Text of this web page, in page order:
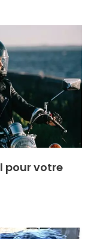
pour votre